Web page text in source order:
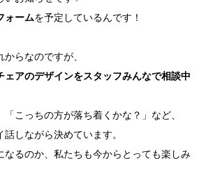
ォームを予定しているんです！
らなのですが、
ェアのデザインをスタッフみんなで相談中
「こっちの方が落ち着くかな？」など、
しながら決めています。
なるのか、私たちも今からとっても楽しみ